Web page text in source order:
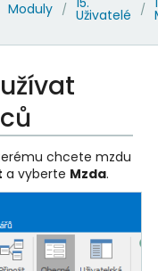
Moduly / Uživatelé /
chcete mzdu
a vyberte Mzda.